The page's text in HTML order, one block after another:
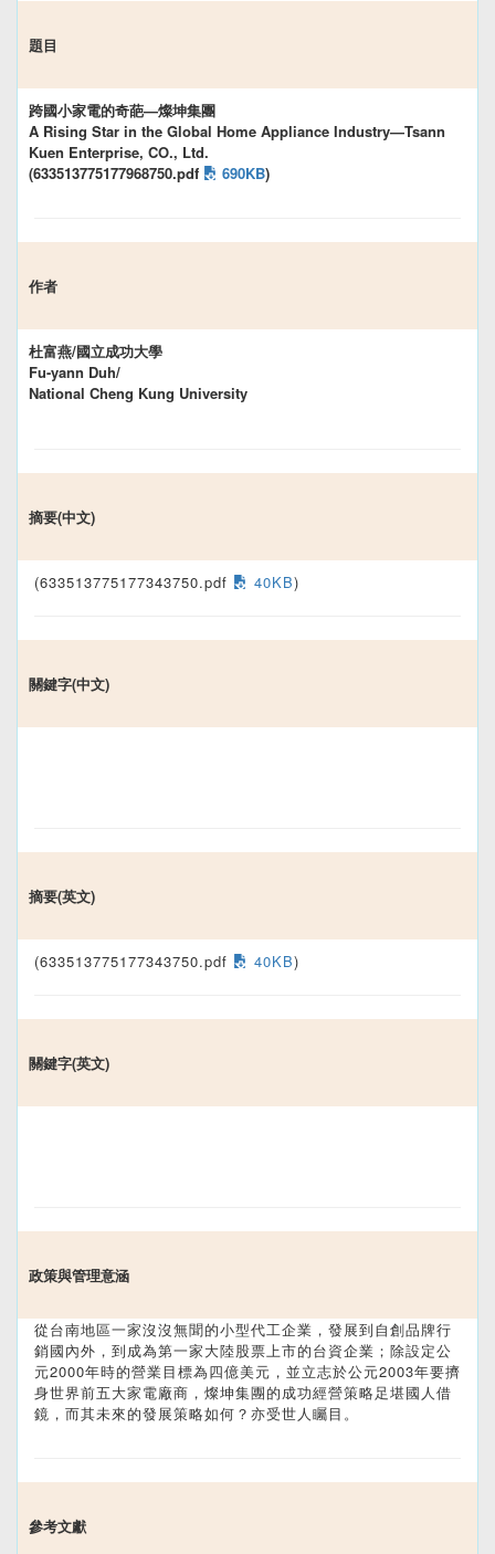
題目
跨國小家電的奇葩—燦坤集團
A Rising Star in the Global Home Appliance Industry—Tsann
Kuen Enterprise, CO., Ltd.
(633513775177968750.pdf
690KB)
作者
杜富燕/國立成功大學
Fu-yann Duh/
National Cheng Kung University
摘要(中文)
(633513775177343750.pdf 40KB)
關鍵字(中文)
摘要(英文)
(633513775177343750.pdf 40KB)
關鍵字(英文)
政策與管理意涵
從台南地區一家沒沒無聞的小型代工企業，發展到自創品牌行
銷國內外，到成為第一家大陸股票上市的台資企業；除設定公
元2000年時的營業目標為四億美元，並立志於公元2003年要擠
身世界前五大家電廠商，燦坤集團的成功經營策略足堪國人借
鏡，而其未來的發展策略如何？亦受世人矚目。
參考文獻